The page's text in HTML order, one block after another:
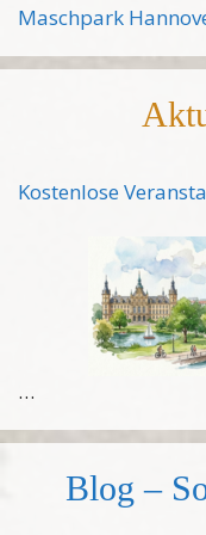
Maschpark
Kostenlose
…
Blog –